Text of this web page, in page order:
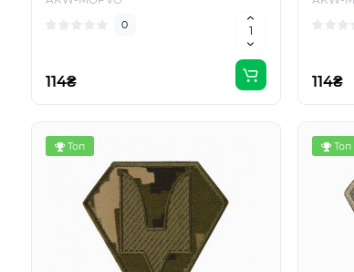
0
114₴ 114₴
Топ Топ